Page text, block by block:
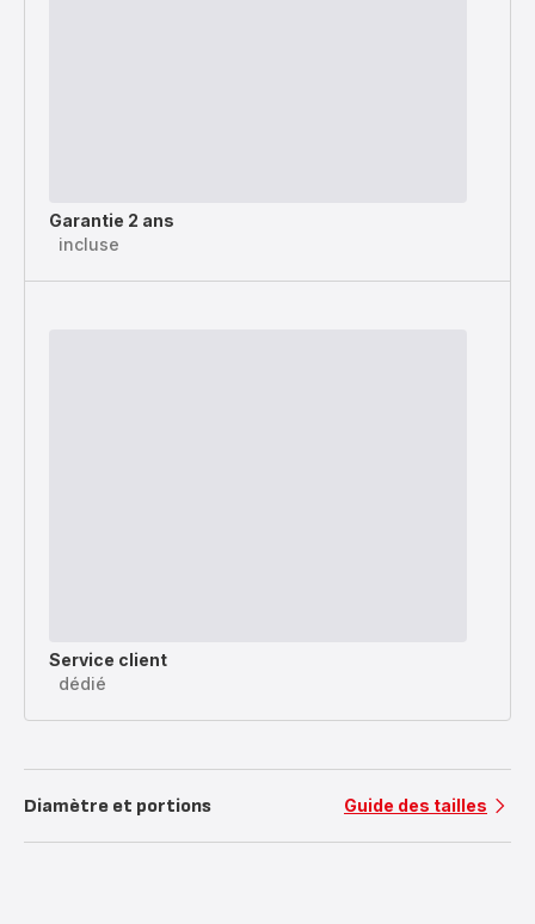
Garantie 2 ans
incluse
Service client
dédié
Diamètre et portions Guide des tailles